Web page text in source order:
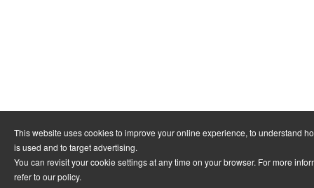
This website uses cookies to improve your online experience, to understand
is used and to target advertising.
You can revisit your cookie settings at any time on your browser. For more
refer to our policy.